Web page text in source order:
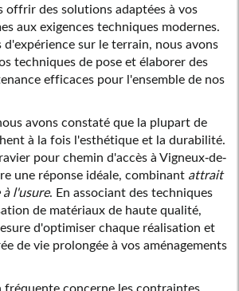
offrir des solutions adaptées à vos
aux exigences techniques modernes.
d'expérience sur le terrain, nous avons
techniques de pose et élaborer des
efficaces pour l'ensemble de nos
avons constaté que la plupart de
à la fois l'esthétique et la durabilité.
pour chemin d'accès à Vigneux-de-
une réponse idéale, combinant attrait
à l'usure. En associant des techniques
de matériaux de haute qualité,
d'optimiser chaque réalisation et
de vie prolongée à vos aménagements
fréquente concerne les contraintes